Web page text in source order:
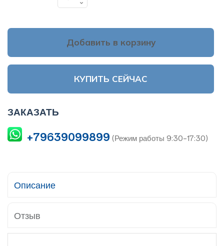
Добавить в корзину
КУПИТЬ СЕЙЧАС
ЗАКАЗАТЬ
+79639099899 (Режим работы 9:30-17:30)
Описание
Отзыв